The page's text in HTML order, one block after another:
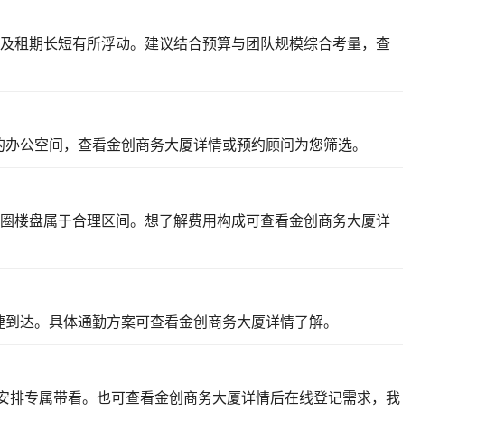
期长短有所浮动。建议结合预算与团队规模综合考量， 查
公空间， 查看金创商务大厦详情或预约顾问为您筛选。
楼盘属于合理区间。想了解费用构成可查看金创商务大厦详
达。具体通勤方案可查看金创商务大厦详情了解。
排专属带看。也可查看金创商务大厦详情后在线登记需求，我